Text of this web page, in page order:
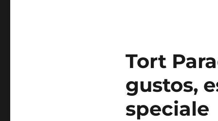
Tort
gustos,
speciale